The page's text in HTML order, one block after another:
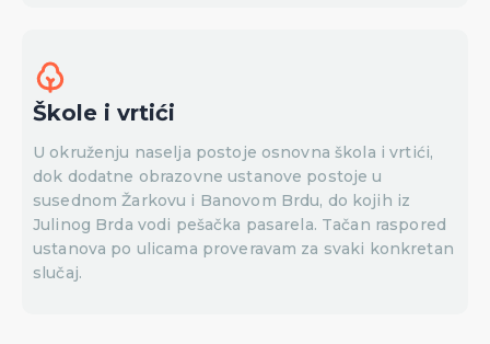
Škole i vrtići
U okruženju naselja postoje osnovna škola i vrtići,
dok dodatne obrazovne ustanove postoje u
susednom Žarkovu i Banovom Brdu, do kojih iz
Julinog Brda vodi pešačka pasarela. Tačan raspored
ustanova po ulicama proveravam za svaki konkretan
slučaj.